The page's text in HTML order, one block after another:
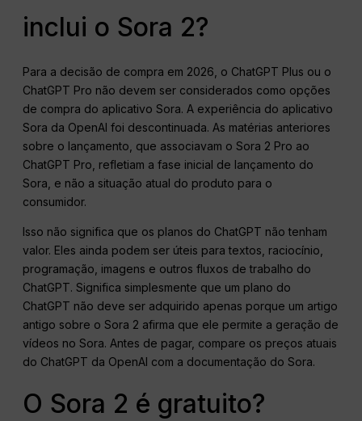
inclui o Sora 2?
Para a decisão de compra em 2026, o ChatGPT Plus ou o
ChatGPT Pro não devem ser considerados como opções
de compra do aplicativo Sora. A experiência do aplicativo
Sora da OpenAI foi descontinuada. As matérias anteriores
sobre o lançamento, que associavam o Sora 2 Pro ao
ChatGPT Pro, refletiam a fase inicial de lançamento do
Sora, e não a situação atual do produto para o
consumidor.
Isso não significa que os planos do ChatGPT não tenham
valor. Eles ainda podem ser úteis para textos, raciocínio,
programação, imagens e outros fluxos de trabalho do
ChatGPT. Significa simplesmente que um plano do
ChatGPT não deve ser adquirido apenas porque um artigo
antigo sobre o Sora 2 afirma que ele permite a geração de
vídeos no Sora. Antes de pagar, compare os preços atuais
do ChatGPT da OpenAI com a documentação do Sora.
O Sora 2 é gratuito?